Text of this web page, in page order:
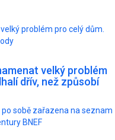
problém pro celý dům.
velký problém
dřív, než způsobí
sobě zařazena na seznam
BNEF